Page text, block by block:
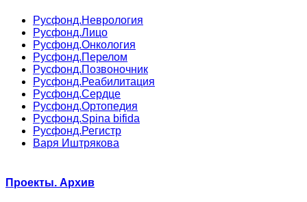
Русфонд.Неврология
Русфонд.Лицо
Русфонд.Онкология
Русфонд.Перелом
Русфонд.Позвоночник
Русфонд.Реабилитация
Русфонд.Сердце
Русфонд.Ортопедия
Русфонд.Spina bifida
Русфонд.Регистр
Варя Иштрякова
Проекты. Архив